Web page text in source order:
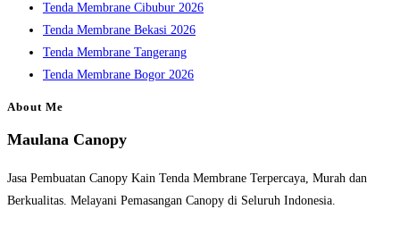
Tenda Membrane Cibubur 2026
Tenda Membrane Bekasi 2026
Tenda Membrane Tangerang
Tenda Membrane Bogor 2026
About Me
Maulana Canopy
Jasa Pembuatan Canopy Kain Tenda Membrane Terpercaya, Murah dan
Berkualitas. Melayani Pemasangan Canopy di Seluruh Indonesia.